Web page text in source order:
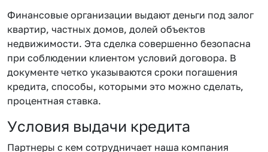
Финансовые организации выдают деньги под залог
квартир, частных домов, долей объектов
недвижимости. Эта сделка совершенно безопасна
при соблюдении клиентом условий договора. В
документе четко указываются сроки погашения
кредита, способы, которыми это можно сделать,
процентная ставка.
Условия выдачи кредита
Партнеры с кем сотрудничает наша компания